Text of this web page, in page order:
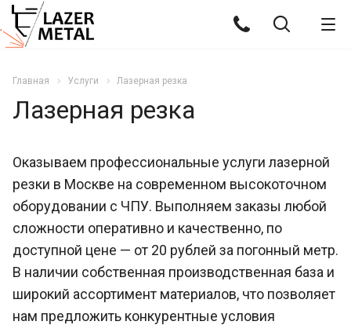
Главная Услуги Лазерная резка
Лазерная резка
Оказываем профессиональные услуги лазерной
резки в Москве на современном высокоточном
оборудовании с ЧПУ. Выполняем заказы любой
сложности оперативно и качественно, по
доступной цене — от 20 рублей за погонный метр.
В наличии собственная производственная база и
широкий ассортимент материалов, что позволяет
нам предложить конкурентные условия